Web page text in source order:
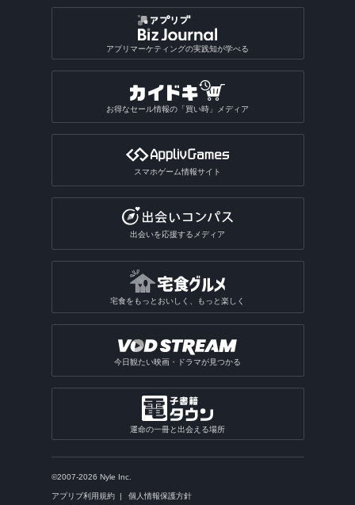
アプリマーケティングの実践知が学べる
お得なセール情報の「買い時」メディア
スマホゲーム情報サイト
出会いを応援するメディア
宅食をもっとおいしく、もっと楽しく
今日観たい映画・ドラマが見つかる
運命の一冊と出会える場所
©2007-2026 Nyle Inc.
アプリブ利用規約 個人情報保護方針